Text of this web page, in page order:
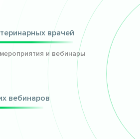
врачей
и вебинары
вебинаров